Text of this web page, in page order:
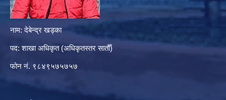
नाम: देबेन्द्र खड्का
पद: शाखा अधिकृत (अधिकृतस्तर सातौँ)
फोन नं. ९८४९५७५७५७